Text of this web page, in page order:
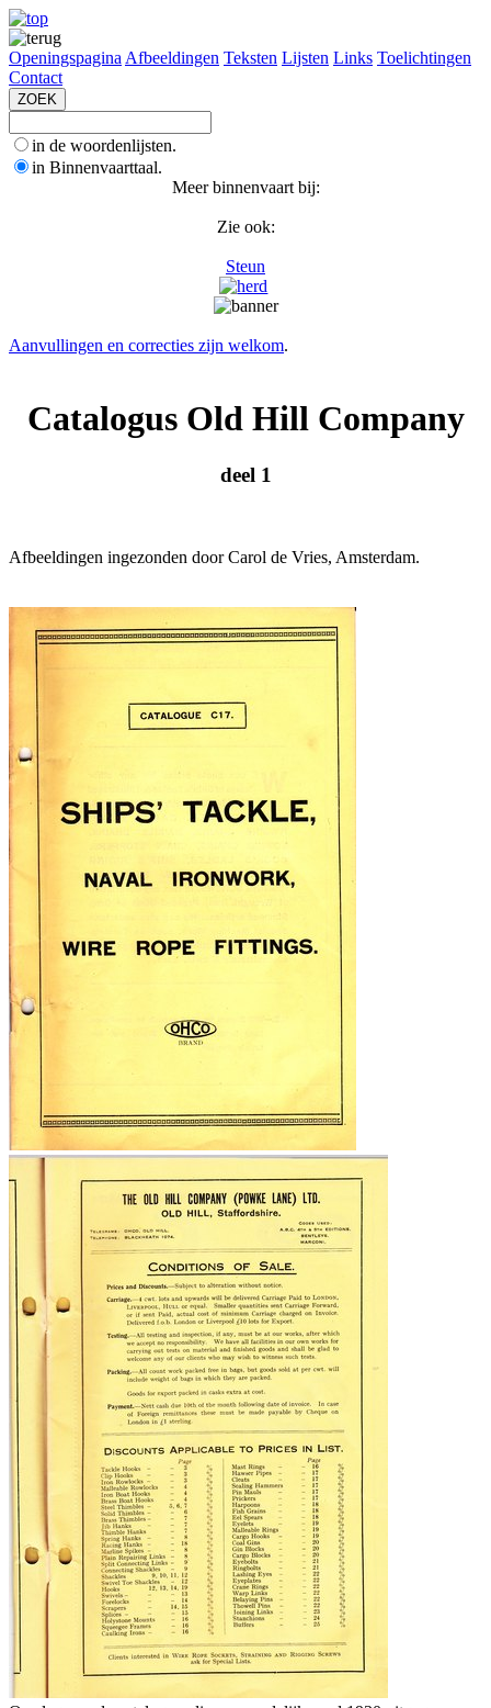
Openingspagina Afbeeldingen Teksten Lijsten Links Toelichtingen
Contact
in de woordenlijsten.
in Binnenvaarttaal.
Meer binnenvaart bij:
Zie ook:
Steun
Aanvullingen en correcties zijn welkom.
Catalogus Old Hill Company
deel 1
Afbeeldingen ingezonden door Carol de Vries, Amsterdam.